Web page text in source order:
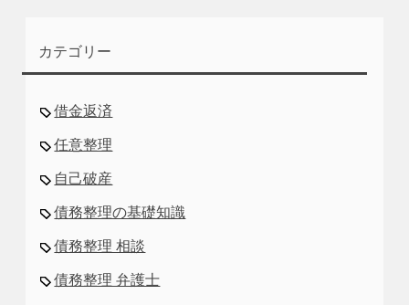
カテゴリー
借金返済
任意整理
自己破産
債務整理の基礎知識
債務整理 相談
債務整理 弁護士